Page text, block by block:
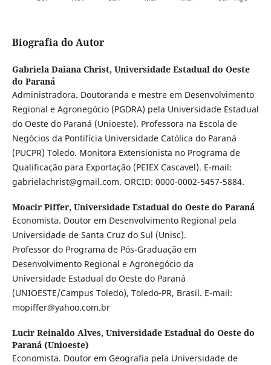
Biografia do Autor
Gabriela Daiana Christ, Universidade Estadual do Oeste
do Paraná
Administradora. Doutoranda e mestre em Desenvolvimento
Regional e Agronegócio (PGDRA) pela Universidade Estadual
do Oeste do Paraná (Unioeste). Professora na Escola de
Negócios da Pontifícia Universidade Católica do Paraná
(PUCPR) Toledo. Monitora Extensionista no Programa de
Qualificação para Exportação (PEIEX Cascavel). E-mail:
gabrielachrist@gmail.com. ORCID: 0000-0002-5457-5884.
Moacir Piffer, Universidade Estadual do Oeste do Paraná
Economista. Doutor em Desenvolvimento Regional pela
Universidade de Santa Cruz do Sul (Unisc).
Professor do Programa de Pós-Graduação em
Desenvolvimento Regional e Agronegócio da
Universidade Estadual do Oeste do Paraná
(UNIOESTE/Campus Toledo), Toledo-PR, Brasil. E-mail:
mopiffer@yahoo.com.br
Lucir Reinaldo Alves, Universidade Estadual do Oeste do
Paraná (Unioeste)
Economista. Doutor em Geografia pela Universidade de